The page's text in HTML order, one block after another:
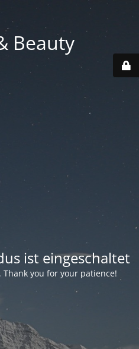
Beauty
ist eingeschaltet
you for your patience!